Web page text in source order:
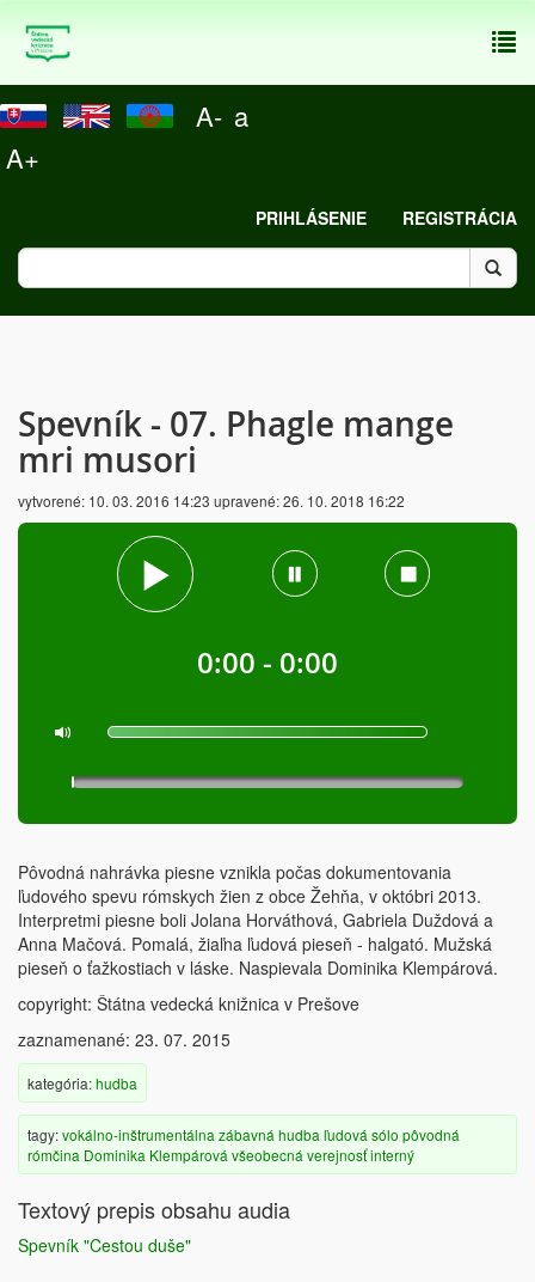
A- a
A+
PRIHLÁSENIE REGISTRÁCIA
Spevník - 07. Phagle mange
mri musori
vytvorené: 10. 03. 2016 14:23 upravené:26. 10. 2018 16:22
0:00 - 0:00
Pôvodná nahrávka piesne vznikla počas dokumentovania
ľudového spevu rómskych žien z obce Žehňa, v októbri 2013.
Interpretmi piesne boli Jolana Horváthová, Gabriela Duždová a
Anna Mačová. Pomalá, žiaľna ľudová pieseň - halgató. Mužská
pieseň o ťažkostiach v láske. Naspievala Dominika Klempárová.
copyright: Štátna vedecká knižnica v Prešove
zaznamenané: 23. 07. 2015
kategória:hudba
tagy:vokálno-inštrumentálna zábavná hudba ľudová sólo pôvodná
rómčina Dominika Klempárová všeobecná verejnosťinterný
Textový prepis obsahu audia
Spevník "Cestou duše"